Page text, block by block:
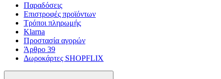
Παραδόσεις
Επιστροφές προϊόντων
Τρόποι πληρωμής
Klarna
Προστασία αγορών
Άρθρο 39
Δωροκάρτες SHOPFLIX